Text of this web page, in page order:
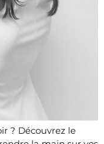
? Découvrez le